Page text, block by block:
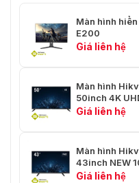
Phụ Kiện
Phụ Kiện Tùy Chọn
Màn hình
E200
Giá liên hệ
Màn hình
50inch 4K
Giá liên hệ
Màn hình
43inch NEW
Giá liên hệ